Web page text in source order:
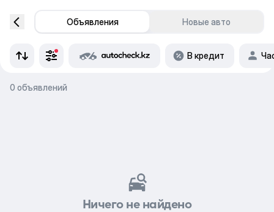
Объявления Новые авто
В кредит
0 объявлений
Ничего не найдено